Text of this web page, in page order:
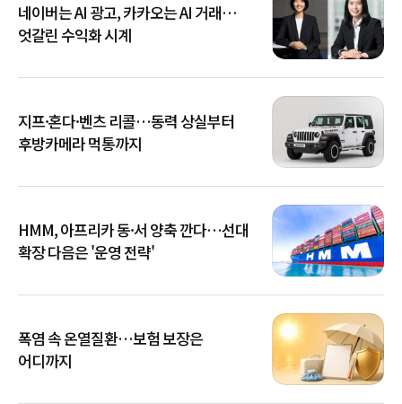
네이버는 AI 광고, 카카오는 AI 거래…
엇갈린 수익화 시계
지프·혼다·벤츠 리콜…동력 상실부터
후방카메라 먹통까지
HMM, 아프리카 동·서 양축 깐다…선대
확장 다음은 '운영 전략'
폭염 속 온열질환…보험 보장은
어디까지